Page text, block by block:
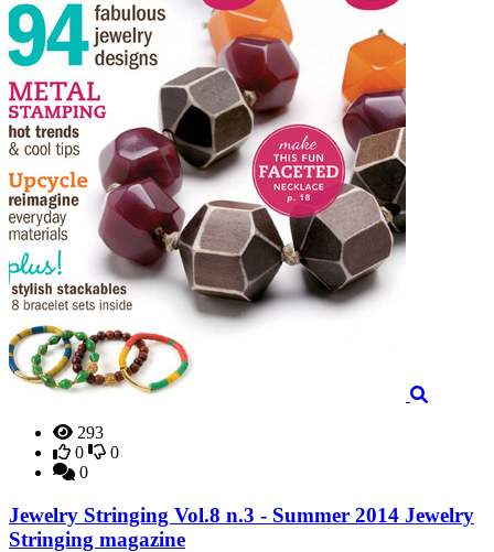
293
0
0
0
Jewelry Stringing Vol.8 n.3 - Summer 2014 Jewelry
Stringing magazine